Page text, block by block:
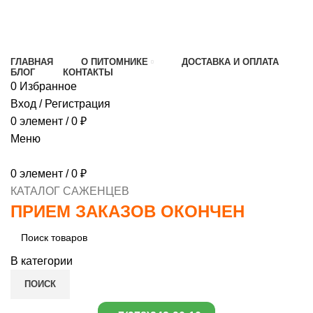
ГЛАВНАЯ О ПИТОМНИКЕ
ДОСТАВКА И ОПЛАТА
БЛОГ
КОНТАКТЫ
0 Избранное
Вход / Регистрация
0 элемент / 0 ₽
Меню
0 элемент / 0 ₽
КАТАЛОГ САЖЕНЦЕВ
ПРИЕМ ЗАКАЗОВ ОКОНЧЕН
В категории
ПОИСК